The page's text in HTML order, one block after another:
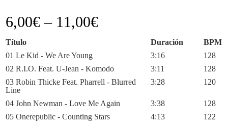
6,00€ – 11,00€
Título Duración
BPM
01 Le Kid - We Are Young
3:16
128
02 R.I.O. Feat. U-Jean - Komodo
3:11
128
03 Robin Thicke Feat. Pharrell - Blurred
Line
3:28 120
04 John Newman - Love Me Again 3:38
128
05 Onerepublic - Counting Stars
4:13
122